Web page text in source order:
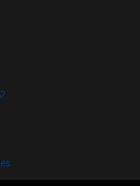
en nueva ventana)
en nueva ventana)